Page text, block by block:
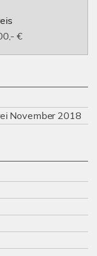
€
November 2018